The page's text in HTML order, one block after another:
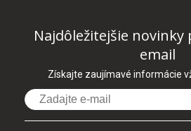
Najdôležitejšie novinky
email
Získajte zaujímavé informácie